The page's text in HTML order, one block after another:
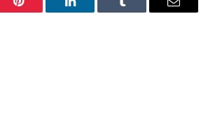
Pinterest LinkedIn Tumblr Email